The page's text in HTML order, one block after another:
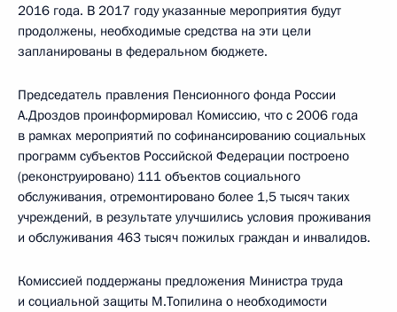
2016 года. В 2017 году указанные мероприятия будут
продолжены, необходимые средства на эти цели
запланированы в федеральном бюджете.
Председатель правления Пенсионного фонда России
А.Дроздов проинформировал Комиссию, что с 2006 года
в рамках мероприятий по софинансированию социальных
программ субъектов Российской Федерации построено
(реконструировано) 111 объектов социального
обслуживания, отремонтировано более 1,5 тысяч таких
учреждений, в результате улучшились условия проживания
и обслуживания 463 тысяч пожилых граждан и инвалидов.
Комиссией поддержаны предложения Министра труда
и социальной защиты М.Топилина о необходимости